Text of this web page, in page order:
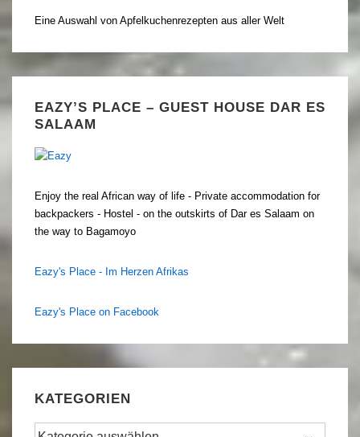
Eine Auswahl von Apfelkuchenrezepten aus aller Welt
EAZY’S PLACE – GUEST HOUSE DAR ES
SALAAM
Enjoy the real African way of life - Private accommodation for
backpackers - Hostel - on the outskirts of Dar es Salaam on
the way to Bagamoyo
Eazy's Place - Im Herzen Afrikas
Eazy's Place on Facebook
KATEGORIEN
Kategorien